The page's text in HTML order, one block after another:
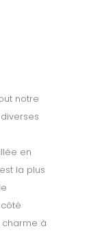
notre
en
la plus
charme à